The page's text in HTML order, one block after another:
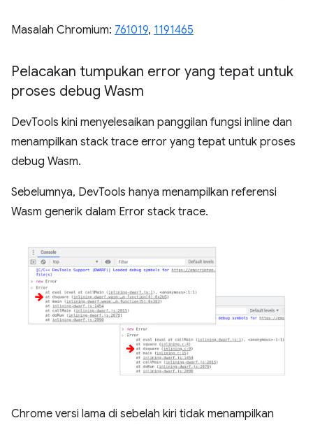
Masalah Chromium: 761019, 1191465
Pelacakan tumpukan error yang tepat untuk
proses debug Wasm
DevTools kini menyelesaikan panggilan fungsi inline dan
menampilkan stack trace error yang tepat untuk proses
debug Wasm.
Sebelumnya, DevTools hanya menampilkan referensi
Wasm generik dalam Error stack trace.
Chrome versi lama di sebelah kiri tidak menampilkan